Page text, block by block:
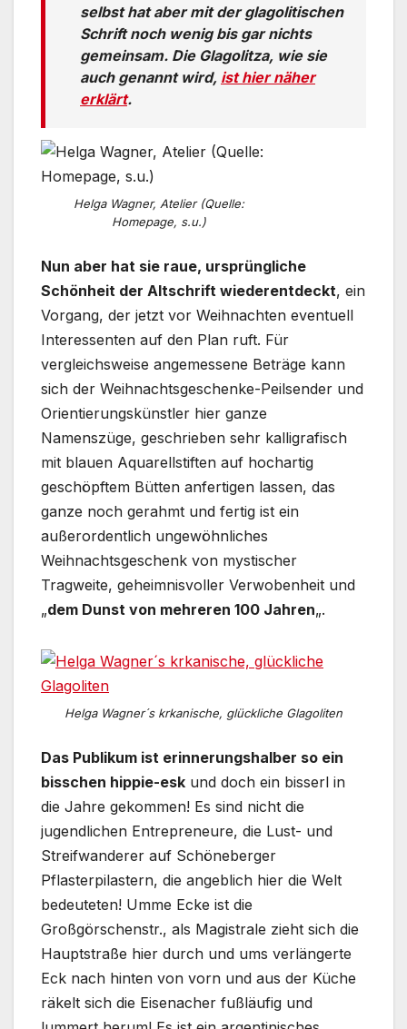
selbst hat aber mit der glagolitischen
Schrift noch wenig bis gar nichts
gemeinsam. Die Glagolitza, wie sie
auch genannt wird, ist hier näher
erklärt.
Helga Wagner, Atelier (Quelle:
Homepage, s.u.)
Nun aber hat sie raue, ursprüngliche
Schönheit der Altschrift wiederentdeckt, ein
Vorgang, der jetzt vor Weihnachten eventuell
Interessenten auf den Plan ruft. Für
vergleichsweise angemessene Beträge kann
sich der Weihnachtsgeschenke-Peilsender und
Orientierungskünstler hier ganze
Namenszüge, geschrieben sehr kalligrafisch
mit blauen Aquarellstiften auf hochartig
geschöpftem Bütten anfertigen lassen, das
ganze noch gerahmt und fertig ist ein
außerordentlich ungewöhnliches
Weihnachtsgeschenk von mystischer
Tragweite, geheimnisvoller Verwobenheit und
„dem Dunst von mehreren 100 Jahren„.
Helga Wagner´s krkanische, glückliche Glagoliten
Das Publikum ist erinnerungshalber so ein
bisschen hippie-esk und doch ein bisserl in
die Jahre gekommen! Es sind nicht die
jugendlichen Entrepreneure, die Lust- und
Streifwanderer auf Schöneberger
Pflasterpilastern, die angeblich hier die Welt
bedeuteten! Umme Ecke ist die
Großgörschenstr., als Magistrale zieht sich die
Hauptstraße hier durch und ums verlängerte
Eck nach hinten von vorn und aus der Küche
räkelt sich die Eisenacher fußläufig und